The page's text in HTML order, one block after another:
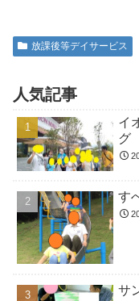
放課後等デイサービス
人気記事
イ
グ
す
サ